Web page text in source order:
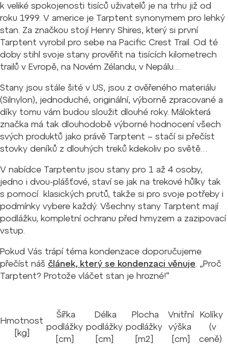
k veliké spokojenosti tisíců uživatelů je na trhu již od
roku 1999. V americe je Tarptent synonymem pro lehký
stan. Za značkou stojí Henry Shires, který si první
Tarptent vyrobil pro sebe na Pacific Crest Trail. Od té
doby stihl svoje stany prověřit na tisících kilometrech
trailů v Evropě, na Novém Zélandu, v Nepálu…
Stany jsou stále šité v US, jsou z ověřeného materiálu
(Silnylon), jednoduché, originální, výborně zpracované a
díky tomu vám budou sloužit dlouhé roky. Málokterá
značka má tak dlouhodobě výborné hodnocení všech
svých produktů jako právě Tarptent – stačí si přečíst
stovky deníků z dlouhých treků kdekoliv po světě…
V nabídce Tarptentu jsou stany pro 1 až 4 osoby,
jedno i dvou-plášťové, staví se jak na trekové hůlky tak
s pomocí klasických prutů, takže si pro svoje potřeby i
podmínky vybere každý. Všechny stany Tarptent mají
podlážku, kompletní ochranu před hmyzem a zazipovací
vstup.
Pokud Vás trápí téma kondenzace doporučujeme
přečíst náš článek, který se kondenzaci věnuje. „Proč
Tarptent? Protože vláčet stan je hrozné!“
Hmotnost
[kg]
Šířka
podlážky
[cm]
Délka
podlážky
[cm]
Plocha
podlážky
[m2]
Vnitřní
výška
[cm]
Kolíky
(v
ceně)